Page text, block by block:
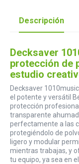
Descripción
Decksaver
protección de
estudio
Decksaver
el potente y versátil
protección
transparente
perfectamente a las
protegiéndolo de
ligero y modular
mientras trabajas, y
tu equipo, ya sea en